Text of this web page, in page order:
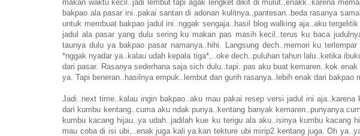
makan waktu kecil..jadi lembut tapi agak lengket dikit di mulut..enakk..karena
bakpao ala pasar ini..pakai santan di adonan kulitnya..pantesan..beda rasanya
untuk membuat bakpao jadul ini..nggak sengaja..hasil blog walking aja..aku
jadul ala pasar yang dulu sering ku makan pas masih kecil..terus ku baca
taunya dulu ya bakpao pasar namanya..hihi. Langsung dech..memori ku
*nggak nyadar ya..kalau udah kepala tiga*,..oke dech..puluhan tahun lalu..ketika
dari pasar. Rasanya sederhana saja sich dulu..tapi..pas aku buat kemaren..kok
ya. Tapi beneran..hasilnya empuk..lembut dan gurih rasanya..lebih enak dari bakpao
Jadi..next time..kalau ingin bakpao..aku mau pakai resep versi jadul ini
dari kumbu kentang..cuma aku ndak punya..kentang banyak kemaren..punyanya
kumbu kacang hijau..ya udah..jadilah kue ku terigu ala aku..isinya kumbu kacang
mau coba di isi ubi,..enak juga kali ya.kan tekture ubi mirip2 kentang juga. Oh